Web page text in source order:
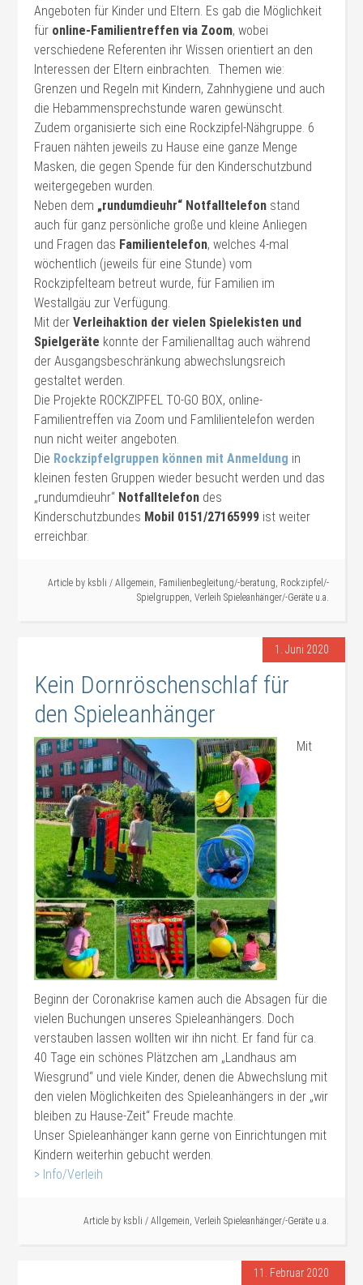
Angeboten für Kinder und Eltern. Es gab die Möglichkeit
für online-Familientreffen via Zoom, wobei
verschiedene Referenten ihr Wissen orientiert an den
Interessen der Eltern einbrachten. Themen wie:
Grenzen und Regeln mit Kindern, Zahnhygiene und auch
die Hebammensprechstunde waren gewünscht.
Zudem organisierte sich eine Rockzipfel-Nähgruppe. 6
Frauen nähten jeweils zu Hause eine ganze Menge
Masken, die gegen Spende für den Kinderschutzbund
weitergegeben wurden.
Neben dem „rundumdieuhr“ Notfalltelefon stand
auch für ganz persönliche große und kleine Anliegen
und Fragen das Familientelefon, welches 4-mal
wöchentlich (jeweils für eine Stunde) vom
Rockzipfelteam betreut wurde, für Familien im
Westallgäu zur Verfügung.
Mit derVerleihaktion der vielen Spielekisten und
Spielgeräte konnte der Familienalltag auch während
der Ausgangsbeschränkung abwechslungsreich
gestaltet werden.
Die Projekte ROCKZIPFEL TO-GO BOX, online-
Familientreffen via Zoom und Famlilientelefon werden
nun nicht weiter angeboten.
Die Rockzipfelgruppen können mit Anmeldung in
kleinen festen Gruppen wieder besucht werden und das
„rundumdieuhr“ Notfalltelefon des
Kinderschutzbundes Mobil 0151/27165999 ist weiter
erreichbar.
Article by ksbli / Allgemein, Familienbegleitung/-beratung, Rockzipfel/-
Spielgruppen, Verleih Spieleanhänger/-Geräte u.a.
1. Juni 2020
Kein Dornröschenschlaf für
den Spieleanhänger
Mit
Beginn der Coronakrise kamen auch die Absagen für die
vielen Buchungen unseres Spieleanhängers. Doch
verstauben lassen wollten wir ihn nicht. Er fand für ca.
40 Tage ein schönes Plätzchen am „Landhaus am
Wiesgrund“ und viele Kinder, denen die Abwechslung mit
den vielen Möglichkeiten des Spieleanhängers in der „wir
bleiben zu Hause-Zeit“ Freude machte.
Unser Spieleanhänger kann gerne von Einrichtungen mit
Kindern weiterhin gebucht werden.
> Info/Verleih
Article by ksbli / Allgemein, Verleih Spieleanhänger/-Geräte u.a.
11. Februar 2020